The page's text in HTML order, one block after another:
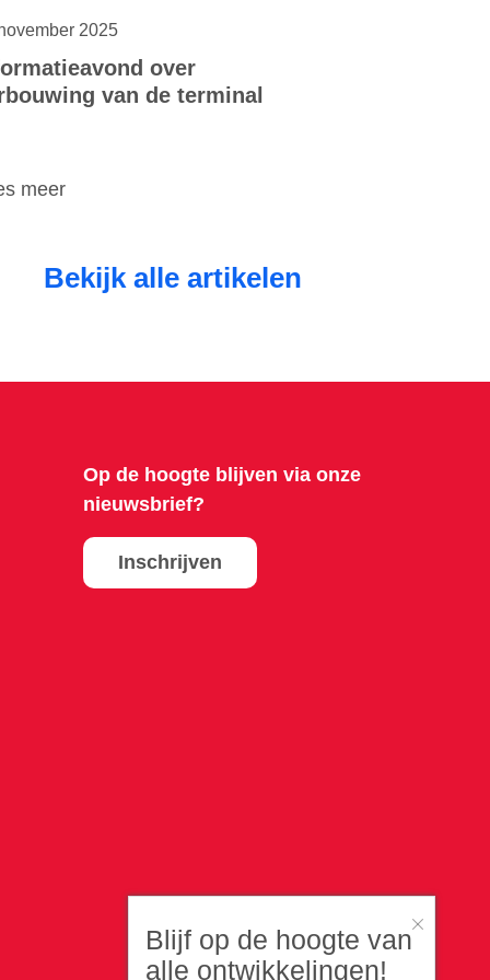
2025
over
van de terminal
meer
Bekijk alle artikelen
Op de hoogte blijven via onze
nieuwsbrief?
Inschrijven
Blijf op de hoogte van
alle ontwikkelingen!